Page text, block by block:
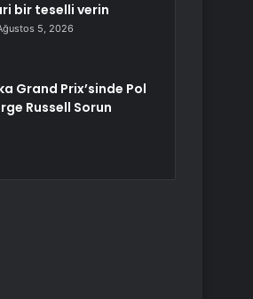
bir teselli verin
5, 2026
Grand Prix’sinde Pol
Russell Sorun